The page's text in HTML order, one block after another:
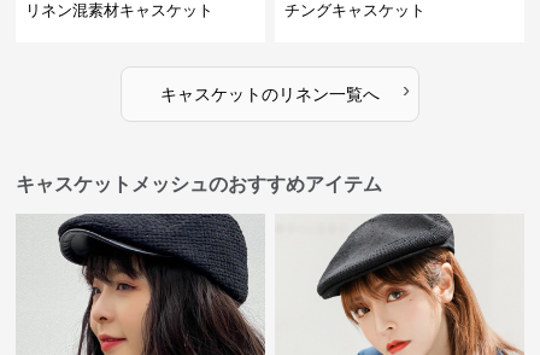
リネン混素材キャスケット
チングキャスケット
キャスケットのリネン一覧へ ›
キャスケットメッシュのおすすめアイテム